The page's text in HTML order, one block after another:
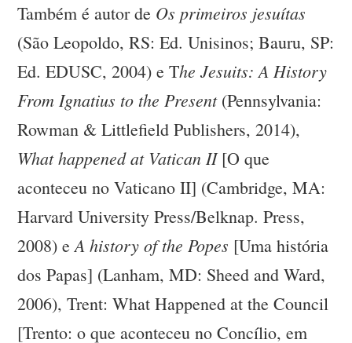
Também é autor de Os primeiros jesuítas
(São Leopoldo, RS: Ed. Unisinos; Bauru, SP:
Ed. EDUSC, 2004) e The Jesuits: A History
From Ignatius to the Present(Pennsylvania:
Rowman & Littlefield Publishers, 2014),
What happened at Vatican II[O que
aconteceu no Vaticano II] (Cambridge, MA:
Harvard University Press/Belknap. Press,
2008) eA history of the Popes [Uma história
dos Papas] (Lanham, MD: Sheed and Ward,
2006), Trent: What Happened at the Council
[Trento: o que aconteceu no Concílio, em